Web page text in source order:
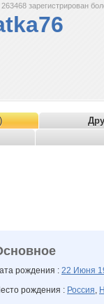
зарегистрирован
рождения : 22 Июня
рождения : Россия,